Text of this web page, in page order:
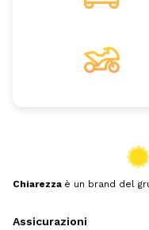
Chiarezza è un brand del
Assicurazioni